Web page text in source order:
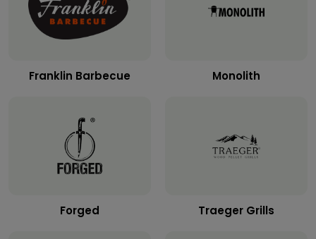
Franklin Barbecue Monolith
Forged Traeger Grills